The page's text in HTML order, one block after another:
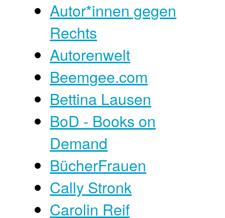
Autor*innen gegen
Rechts
Autorenwelt
Beemgee.com
Bettina Lausen
BoD - Books on
Demand
BücherFrauen
Cally Stronk
Carolin Reif